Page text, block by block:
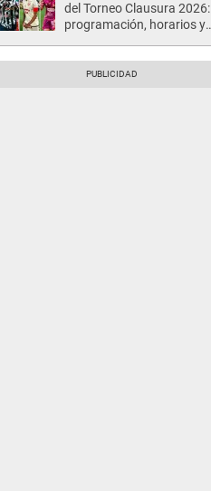
del Torneo Clausura 2026:
programación, horarios y